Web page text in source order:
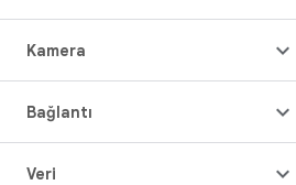
Kamera
Bağlantı
Veri